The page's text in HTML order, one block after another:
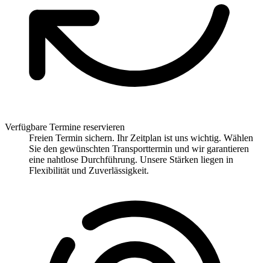
Verfügbare Termine reservieren
Freien Termin sichern. Ihr Zeitplan ist uns wichtig. Wählen
Sie den gewünschten Transporttermin und wir garantieren
eine nahtlose Durchführung. Unsere Stärken liegen in
Flexibilität und Zuverlässigkeit.